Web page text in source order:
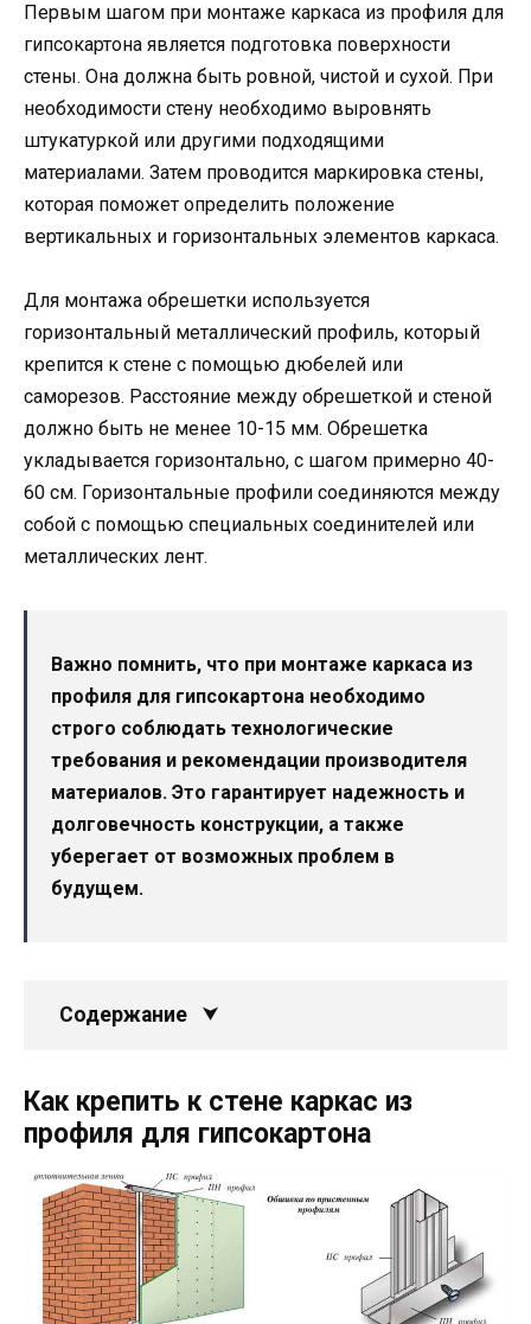
Первым шагом при монтаже каркаса из профиля для
гипсокартона является подготовка поверхности
стены. Она должна быть ровной, чистой и сухой. При
необходимости стену необходимо выровнять
штукатуркой или другими подходящими
материалами. Затем проводится маркировка стены,
которая поможет определить положение
вертикальных и горизонтальных элементов каркаса.
Для монтажа обрешетки используется
горизонтальный металлический профиль, который
крепится к стене с помощью дюбелей или
саморезов. Расстояние между обрешеткой и стеной
должно быть не менее 10-15 мм. Обрешетка
укладывается горизонтально, с шагом примерно 40-
60 см. Горизонтальные профили соединяются между
собой с помощью специальных соединителей или
металлических лент.
Важно помнить, что при монтаже каркаса из
профиля для гипсокартона необходимо
строго соблюдать технологические
требования и рекомендации производителя
материалов. Это гарантирует надежность и
долговечность конструкции, а также
уберегает от возможных проблем в
будущем.
Содержание
Как крепить к стене каркас из
профиля для гипсокартона